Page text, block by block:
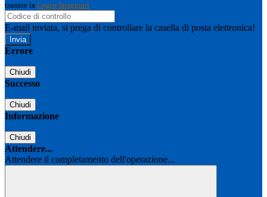
tramite la Login Spaggiari
E-mail inviata, si prega di controllare la casella di posta elettronica!
Errore
Chiudi
Successo
Chiudi
Informazione
Chiudi
Attendere...
Attendere il completamento dell'operazione...